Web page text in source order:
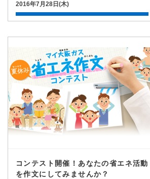
2016年7月28日(木)
コンテスト開催！あなたの省エネ活動
を作文にしてみませんか？